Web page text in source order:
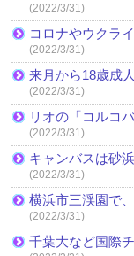
(2022/3/31)
コロナやウクラ
(2022/3/31)
来月から18歳成
(2022/3/31)
リオの「コルコ
(2022/3/31)
キャンバスは砂
(2022/3/31)
横浜市三渓園で
(2022/3/31)
千葉大など国際